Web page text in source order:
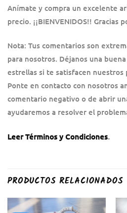
Anímate y compra un excelente
precio. ¡¡BIENVENIDOS!! Gracias
Nota: Tus comentarios son
para nosotros. Déjanos una
estrellas si te satisfacen nuestros
Ponte en contacto con nosotros
comentario negativo o de abrir
ayudaremos a resolver el
Leer Términos y Condiciones.
PRODUCTOS RELACIONADOS